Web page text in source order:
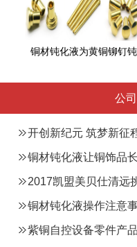
铜材钝化液为黄铜铆钉钝
公
开创新纪元 筑梦新征
总部之喜
铜材钝化液让铜饰品
2017凯盟美贝仕清远
铜材钝化液操作注意
紫铜自控设备零件产